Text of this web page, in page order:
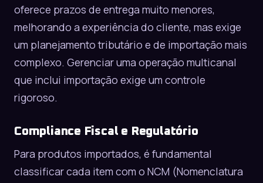
oferece prazos de entrega muito menores,
melhorando a experiência do cliente, mas exige
um planejamento tributário e de importação mais
complexo. Gerenciar uma operação multicanal
que inclui importação exige um controle
rigoroso.
Compliance Fiscal e Regulatório
Para produtos importados, é fundamental
classificar cada item com o NCM (Nomenclatura